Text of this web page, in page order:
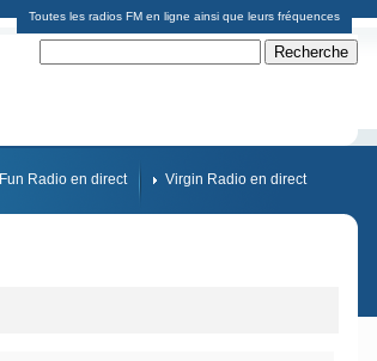
Toutes les radios FM en ligne ainsi que leurs fréquences
Fun Radio en direct Virgin Radio en direct